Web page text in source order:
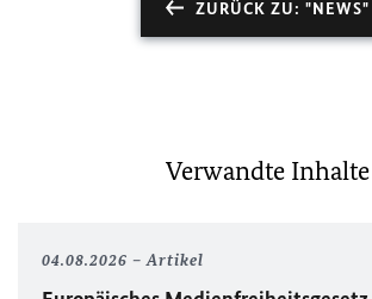
ZURÜCK ZU: "NEWS"
Verwandte Inhalte
04.08.2026 Artikel